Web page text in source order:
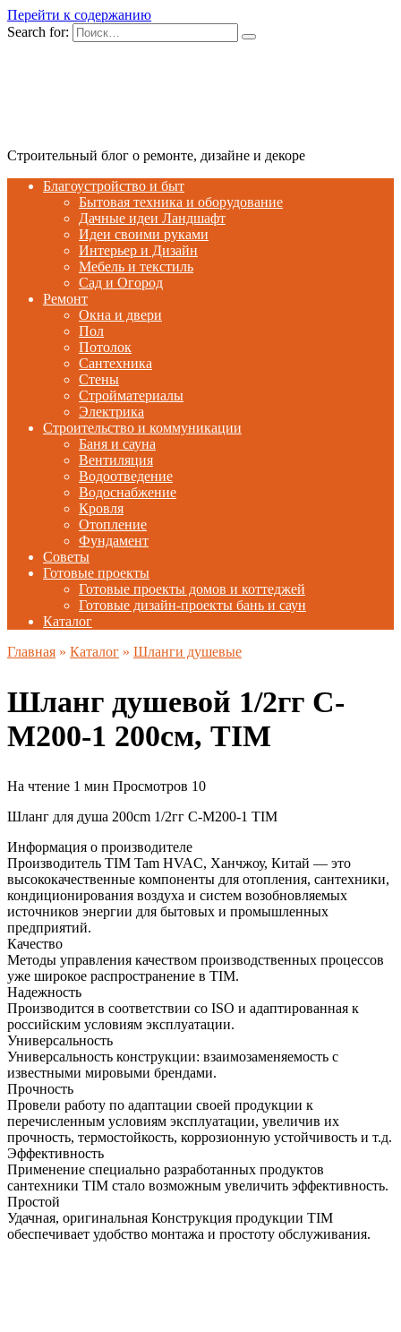
Перейти к содержанию
Search for:
Строительный блог о ремонте, дизайне и декоре
Благоустройство и быт
Бытовая техника и оборудование
Дачные идеи Ландшафт
Идеи своими руками
Интерьер и Дизайн
Мебель и текстиль
Сад и Огород
Ремонт
Окна и двери
Пол
Потолок
Сантехника
Стены
Стройматериалы
Электрика
Строительство и коммуникации
Баня и сауна
Вентиляция
Водоотведение
Водоснабжение
Кровля
Отопление
Фундамент
Советы
Готовые проекты
Готовые проекты домов и коттеджей
Готовые дизайн-проекты бань и саун
Каталог
Главная » Каталог » Шланги душевые
Шланг душевой 1/2гг C-
M200-1 200см, TIM
На чтение 1 мин Просмотров 10
Шланг для душа 200cm 1/2гг C-M200-1 TIM
Информация о производителе
Производитель TIM Tam HVAC, Ханчжоу, Китай — это
высококачественные компоненты для отопления, сантехники,
кондиционирования воздуха и систем возобновляемых
источников энергии для бытовых и промышленных
предприятий.
Качество
Методы управления качеством производственных процессов
уже широкое распространение в TIM.
Надежность
Производится в соответствии со ISO и адаптированная к
российским условиям эксплуатации.
Универсальность
Универсальность конструкции: взаимозаменяемость с
известными мировыми брендами.
Прочность
Провели работу по адаптации своей продукции к
перечисленным условиям эксплуатации, увеличив их
прочность, термостойкость, коррозионную устойчивость и т.д.
Эффективность
Применение специально разработанных продуктов
сантехники TIM стало возможным увеличить эффективность.
Простой
Удачная, оригинальная Конструкция продукции TIM
обеспечивает удобство монтажа и простоту обслуживания.